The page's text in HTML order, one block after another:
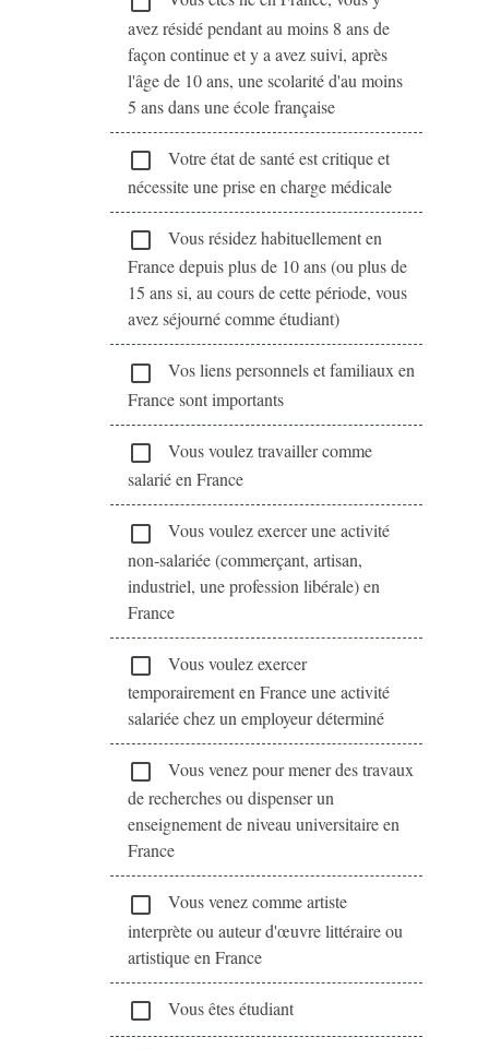
avez résidé pendant au moins 8 ans de
façon continue et y a avez suivi, après
l'âge de 10 ans, une scolarité d'au moins
5 ans dans une école française
check_box_outline_blank
Votre état de santé est critique et
nécessite une prise en charge médicale
check_box_outline_blank
Vous résidez habituellement en
France depuis plus de 10 ans (ou plus de
15 ans si, au cours de cette période, vous
avez séjourné comme étudiant)
check_box_outline_blank
Vos liens personnels et familiaux en
France sont importants
check_box_outline_blank
Vous voulez travailler comme
salarié en France
check_box_outline_blank
Vous voulez exercer une activité
non-salariée (commerçant, artisan,
industriel, une profession libérale) en
France
check_box_outline_blank
Vous voulez exercer
temporairement en France une activité
salariée chez un employeur déterminé
check_box_outline_blank
Vous venez pour mener des travaux
de recherches ou dispenser un
enseignement de niveau universitaire en
France
check_box_outline_blank
Vous venez comme artiste
interprète ou auteur d'œuvre littéraire ou
artistique en France
check_box_outline_blank Vous êtes étudiant